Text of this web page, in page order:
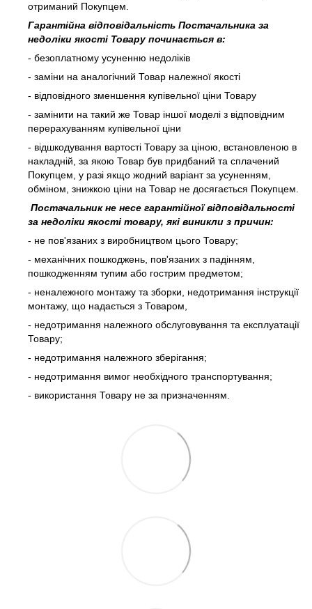
отриманий Покупцем.
Гарантійна відповідальність Постачальника за
недоліки якості Товару починається в:
- безоплатному усуненню недоліків
- заміни на аналогічний Товар належної якості
- відповідного зменшення купівельної ціни Товару
- замінити на такий же Товар іншої моделі з відповідним
перерахуванням купівельної ціни
- відшкодування вартості Товару за ціною, встановленою в
накладній, за якою Товар був придбаний та сплачений
Покупцем, у разі якщо жодний варіант за усуненням,
обміном, знижкою ціни на Товар не досягається Покупцем.
Постачальник не несе гарантійної відповідальності
за недоліки якості товару, які виникли з причин:
- не пов'язаних з виробництвом цього Товару;
- механічних пошкоджень, пов'язаних з падінням,
пошкодженням тупим або гострим предметом;
- неналежного монтажу та зборки, недотримання інструкції
монтажу, що надається з Товаром,
- недотримання належного обслуговування та експлуатації
Товару;
- недотримання належного зберігання;
- недотримання вимог необхідного транспортування;
- використання Товару не за призначенням.